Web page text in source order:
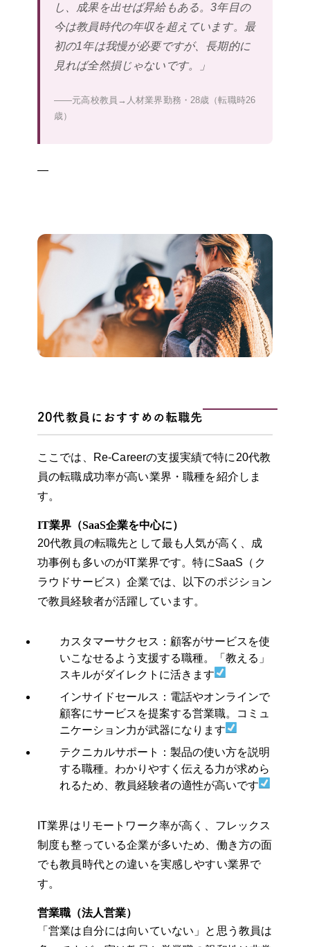
し、成果を出せば昇給もある。3年目の
今は教員時代の年収を超えています。最
初の1年は我慢が必要ですが、長期的に
見れば全然損じゃないです。」
——元高校教員→人材業界勤務・28歳（転職時26
歳）
—
20代教員におすすめの転職先
ここでは、Re-Careerの支援実績で特に20代教
員の転職成功率が高い業界・職種を紹介しま
す。
IT業界（SaaS企業を中心に）
20代教員の転職先として最も人気が高く、成
功事例も多いのがIT業界です。特にSaaS（ク
ラウドサービス）企業では、以下のポジション
で教員経験者が活躍しています。
カスタマーサクセス：顧客がサービスを使
いこなせるよう支援する職種。「教える」
スキルがダイレクトに活きます
インサイドセールス：電話やオンラインで
顧客にサービスを提案する営業職。コミュ
ニケーション力が武器になります
テクニカルサポート：製品の使い方を説明
する職種。わかりやすく伝える力が求めら
れるため、教員経験者の適性が高いです
IT業界はリモートワーク率が高く、フレックス
制度も整っている企業が多いため、働き方の面
でも教員時代との違いを実感しやすい業界で
す。
営業職（法人営業）
「営業は自分には向いていない」と思う教員は